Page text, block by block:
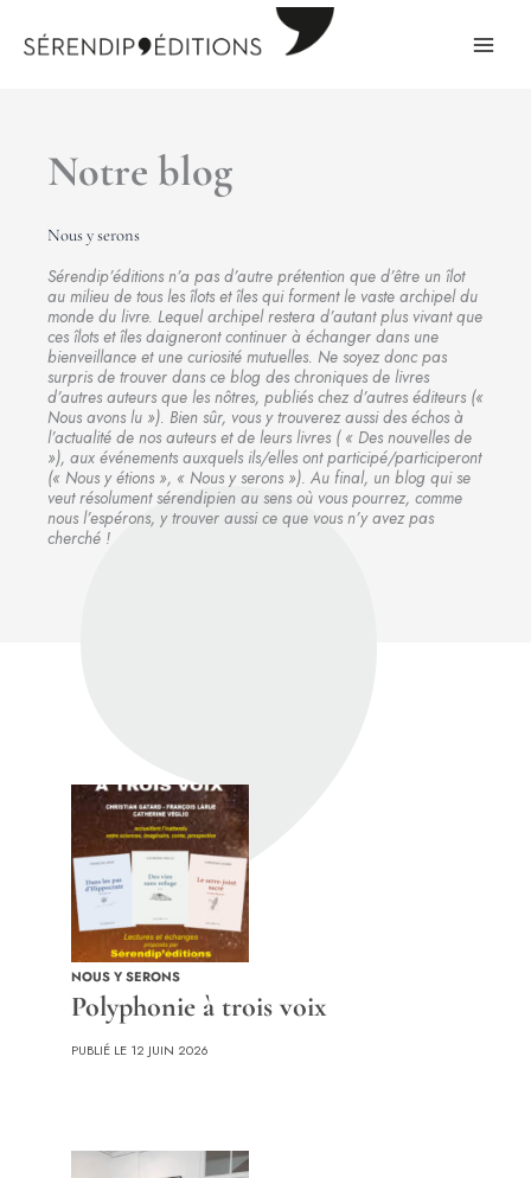
Notre blog
Nous y serons
Sérendip’éditions n’a pas d’autre prétention que d’être un îlot
au milieu de tous les îlots et îles qui forment le vaste archipel du
monde du livre. Lequel archipel restera d’autant plus vivant que
ces îlots et îles daigneront continuer à échanger dans une
bienveillance et une curiosité mutuelles. Ne soyez donc pas
surpris de trouver dans ce blog des chroniques de livres
d’autres auteurs que les nôtres, publiés chez d’autres éditeurs («
Nous avons lu »). Bien sûr, vous y trouverez aussi des échos à
l’actualité de nos auteurs et de leurs livres ( « Des nouvelles de
»), aux événements auxquels ils/elles ont participé/participeront
(« Nous y étions », « Nous y serons »). Au final, un blog qui se
veut résolument sérendipien au sens où vous pourrez, comme
nous l’espérons, y trouver aussi ce que vous n’y avez pas
cherché !
NOUS Y SERONS
Polyphonie à trois voix
PUBLIÉ LE 12 JUIN 2026